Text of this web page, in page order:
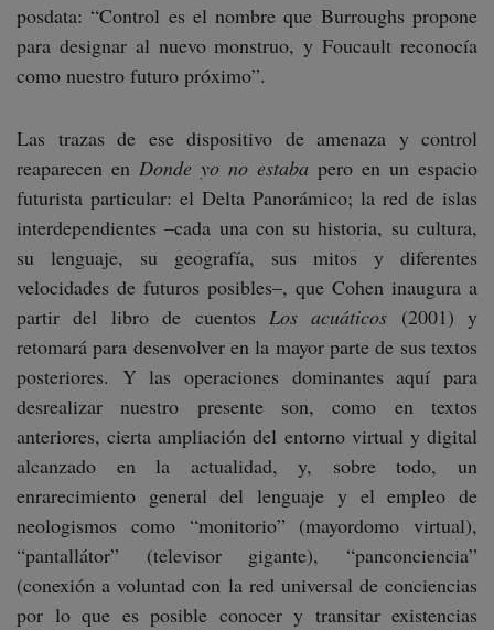
posdata: “Control es el nombre que Burroughs propone
para designar al nuevo monstruo, y Foucault reconocía
como nuestro futuro próximo”.
Las trazas de ese dispositivo de amenaza y control
reaparecen en Donde yo no estaba pero en un espacio
futurista particular: el Delta Panorámico; la red de islas
interdependientes –cada una con su historia, su cultura,
su lenguaje, su geografía, sus mitos y diferentes
velocidades de futuros posibles–, que Cohen inaugura a
partir del libro de cuentos Los acuáticos (2001) y
retomará para desenvolver en la mayor parte de sus textos
posteriores. Y las operaciones dominantes aquí para
desrealizar nuestro presente son, como en textos
anteriores, cierta ampliación del entorno virtual y digital
alcanzado en la actualidad, y, sobre todo, un
enrarecimiento general del lenguaje y el empleo de
neologismos como “monitorio” (mayordomo virtual),
“pantallátor” (televisor gigante), “panconciencia”
(conexión a voluntad con la red universal de conciencias
por lo que es posible conocer y transitar existencias